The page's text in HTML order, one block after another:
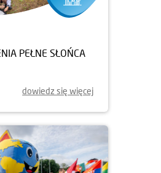
PEŁNE SŁOŃCA
dowiedz się więcej